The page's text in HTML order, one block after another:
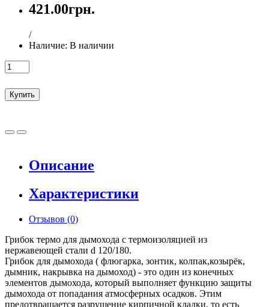
421.00грн.
/
Наличие: В наличии
Купить
Описание
Характеристики
Отзывов (0)
Грибок термо для дымохода с термоизоляцией из
нержавеющей стали d 120/180.
Грибок для дымохода ( флюгарка, зонтик, колпак,козырёк,
дымник, накрывка на дымоход) - это один из конечных
элементов дымохода, который выполняет функцию защиты
дымохода от попадания атмосферных осадков. Этим
предотвращается разрушение кирпичной кладки, то есть